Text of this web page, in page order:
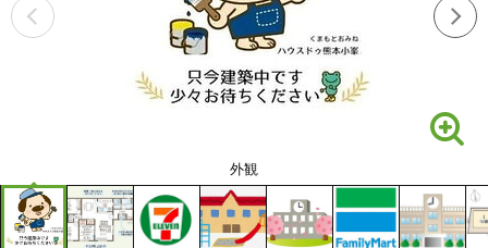
外観